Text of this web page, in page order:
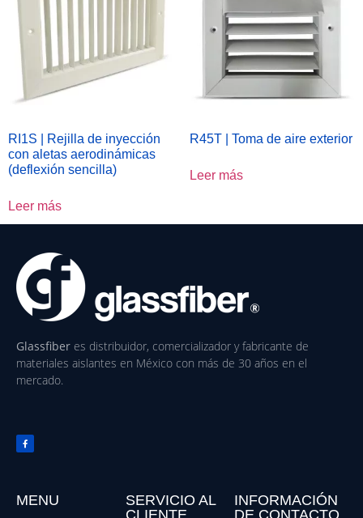
RI1S | Rejilla de inyección
con aletas aerodinámicas
(deflexión sencilla)
Leer más
R45T | Toma de aire exterior
Leer más
Glassfiber es distribuidor, comercializador y fabricante de
materiales aislantes en México con más de 30 años en el
mercado.
MENU
SERVICIO AL
CLIENTE
INFORMACIÓN
DE CONTACTO